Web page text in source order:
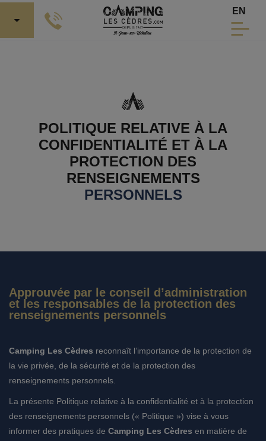
Aller au contenu principal
EN
POLITIQUE RELATIVE À LA
CONFIDENTIALITÉ ET À LA
PROTECTION DES
RENSEIGNEMENTS
PERSONNELS
Approuvée par le conseil d’administration
et les responsables de la protection des
renseignements personnels
Camping Les Cèdres reconnaît l’importance de la protection de
la vie privée, de la sécurité et de la protection des
renseignements personnels.
La présente Politique relative à la confidentialité et à la protection
des renseignements personnels (« Politique ») vise à vous
informer des pratiques de Camping Les Cèdres en matière de